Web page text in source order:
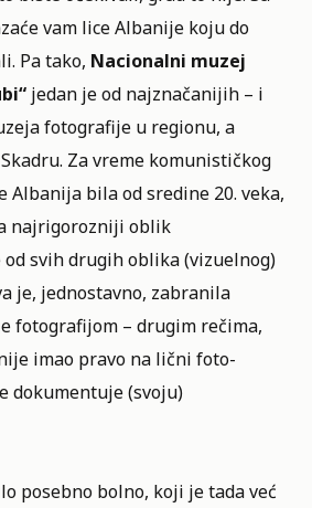
vam lice Albanije koju do
Pa tako, Nacionalni muzej
jedan je od najznačanijih – i
fotografije u regionu, a
Za vreme komunističkog
Albanija bila od sredine 20. veka,
najrigorozniji oblik
od svih drugih oblika (vizuelnog)
je, jednostavno, zabranila
fotografijom – drugim rečima,
imao pravo na lični foto-
dokumentuje (svoju)
posebno bolno, koji je tada već